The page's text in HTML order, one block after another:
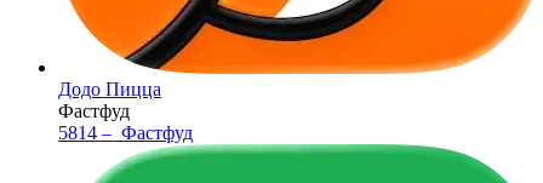
Додо Пицца
Фастфуд
5814 – Фастфуд